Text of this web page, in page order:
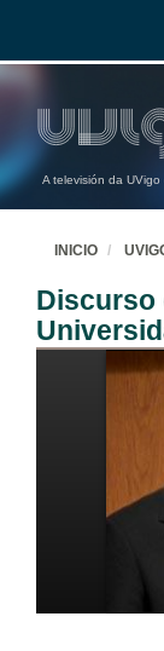
A televisión da
INICIO
Discurso